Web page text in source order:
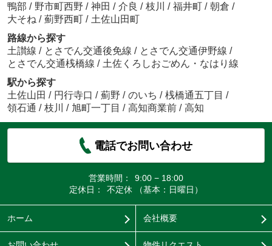
鴨部 / 野市町西野 / 神田 / 介良 / 枝川 / 福井町 / 朝倉 /
大そね / 薊野西町 / 土佐山田町
路線から探す
土讃線 / とさでん交通後免線 / とさでん交通伊野線 /
とさでん交通桟橋線 / 土佐くろしおごめん・なはり線
駅から探す
土佐山田 / 円行寺口 / 薊野 / のいち / 桟橋通五丁目 /
領石通 / 枝川 / 旭町一丁目 / 高知商業前 / 高知
電話でお問い合わせ
営業時間：
9:00 − 18:00
定休日：
不定休 （基本：日曜日）
ホーム 会社概要